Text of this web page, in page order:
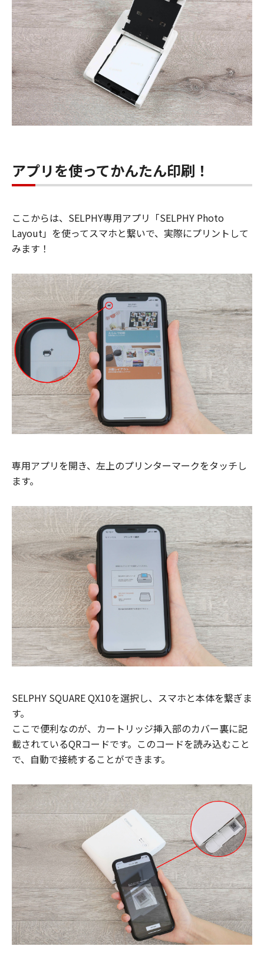
アプリを使ってかんたん印刷！
ここからは、SELPHY専用アプリ「SELPHY Photo
Layout」を使ってスマホと繋いで、実際にプリントして
みます！
専用アプリを開き、左上のプリンターマークをタッチし
ます。
SELPHY SQUARE QX10を選択し、スマホと本体を繋ぎま
す。
ここで便利なのが、カートリッジ挿入部のカバー裏に記
載されているQRコードです。このコードを読み込むこと
で、自動で接続することができます。